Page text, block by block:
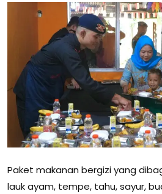
Paket makanan bergizi yang
lauk ayam, tempe, tahu, sayur,